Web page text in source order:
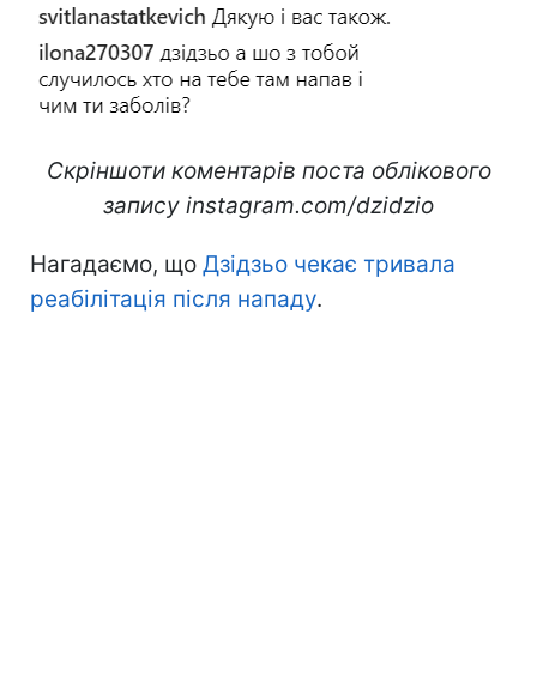
Скріншоти коментарів поста облікового
запису instagram.com/dzidzio
Нагадаємо, що Дзідзьо чекає тривала
реабілітація після нападу.